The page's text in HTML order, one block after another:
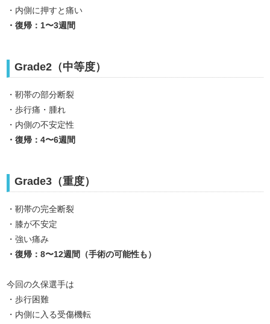
・内側に押すと痛い
・復帰：1〜3週間
Grade2（中等度）
・靭帯の部分断裂
・歩行痛・腫れ
・内側の不安定性
・復帰：4〜6週間
Grade3（重度）
・靭帯の完全断裂
・膝が不安定
・強い痛み
・復帰：8〜12週間（手術の可能性も）
今回の久保選手は
・歩行困難
・内側に入る受傷機転